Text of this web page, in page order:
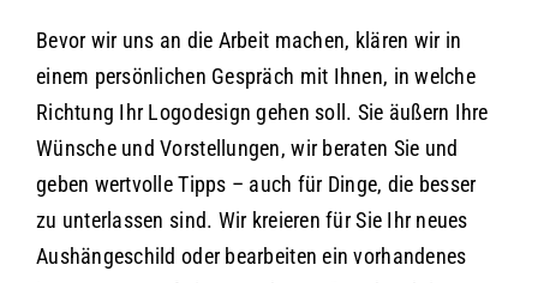
Bevor wir uns an die Arbeit machen, klären wir in
einem persönlichen Gespräch mit Ihnen, in welche
Richtung Ihr Logodesign gehen soll. Sie äußern Ihre
Wünsche und Vorstellungen, wir beraten Sie und
geben wertvolle Tipps – auch für Dinge, die besser
zu unterlassen sind. Wir kreieren für Sie Ihr neues
Aushängeschild oder bearbeiten ein vorhandenes